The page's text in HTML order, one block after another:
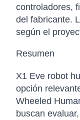
controladores,
del fabricante.
según el
Resumen
X1 Eve robot
opción
Wheeled
buscan